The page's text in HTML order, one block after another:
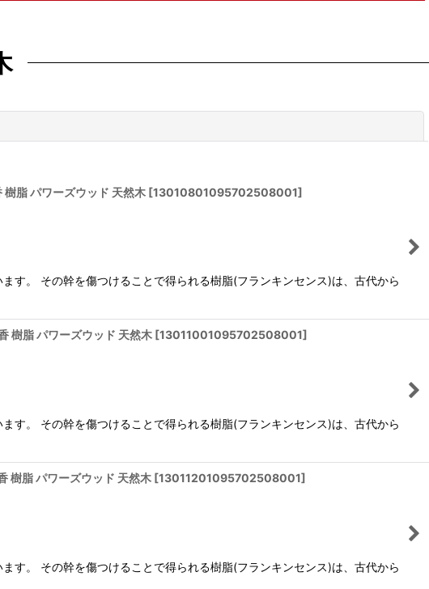
脂 パワーズウッド 天然木 [13010801095702508001]
す。 その幹を傷つけることで得られる樹脂(フランキンセンス)は、古代から
樹脂 パワーズウッド 天然木 [13011001095702508001]
す。 その幹を傷つけることで得られる樹脂(フランキンセンス)は、古代から
樹脂 パワーズウッド 天然木 [13011201095702508001]
す。 その幹を傷つけることで得られる樹脂(フランキンセンス)は、古代から